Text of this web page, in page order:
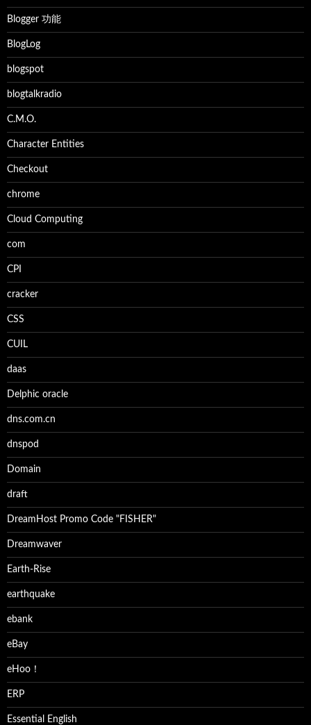
Blogger 功能
BlogLog
blogspot
blogtalkradio
C.M.O.
Character Entities
Checkout
chrome
Cloud Computing
com
CPI
cracker
CSS
CUIL
daas
Delphic oracle
dns.com.cn
dnspod
Domain
draft
DreamHost Promo Code "FISHER"
Dreamwaver
Earth-Rise
earthquake
ebank
eBay
eHoo！
ERP
Essential English